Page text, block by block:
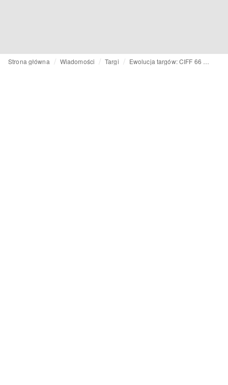
Strona główna Wiadomości Targi